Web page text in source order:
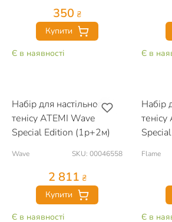
350 ₴
Купити
Є в наявності
Є в
Набір для настільного
тенісу ATEMI Wave
Special Edition (1р+2м)
Wave SKU: 00046558
2 811 ₴
Купити
Є в наявності
Набір
Flame
Є в